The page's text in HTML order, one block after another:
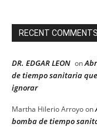
RECENT COMMENTS
DR. EDGAR LEON on
de tiempo sanitaria
ignorar
Martha Hilerio Arroyoon
bomba de tiempo